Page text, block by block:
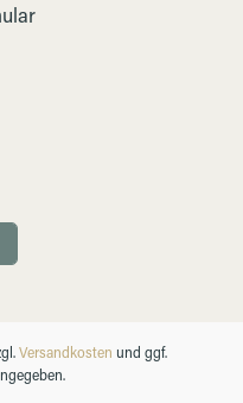
Versandkosten und ggf.